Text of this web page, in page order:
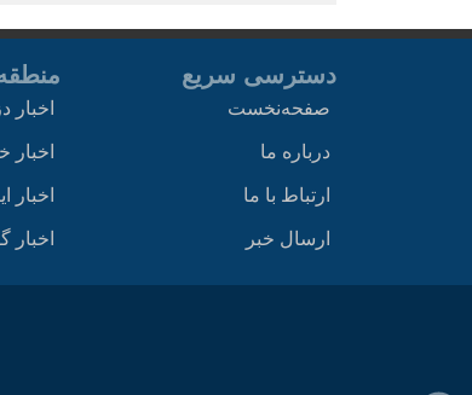
دسترسی سریع
صفحه‌نخست
درباره ما
ارتباط با ما
ارسال خبر
اخبار
اخبار
اخبار
اخبار